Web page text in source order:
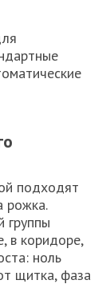
подходят
рожка.
группы
в коридоре,
ноль
щитка, фаза